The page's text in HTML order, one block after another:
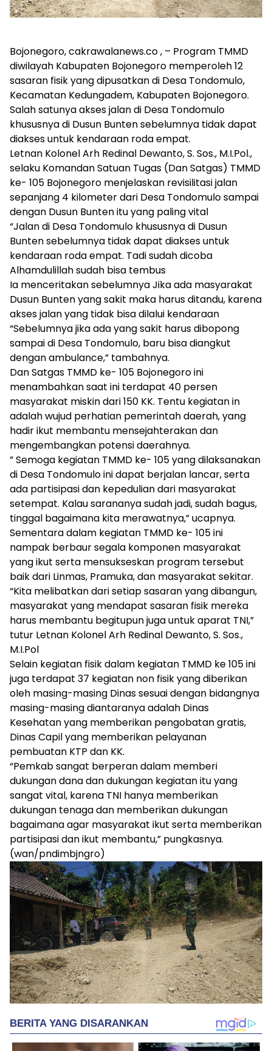
Bojonegoro, cakrawalanews.co , – Program TMMD
diwilayah Kabupaten Bojonegoro memperoleh 12
sasaran fisik yang dipusatkan di Desa Tondomulo,
Kecamatan Kedungadem, Kabupaten Bojonegoro.
Salah satunya akses jalan di Desa Tondomulo
khususnya di Dusun Bunten sebelumnya tidak dapat
diakses untuk kendaraan roda empat.
Letnan Kolonel Arh Redinal Dewanto, S. Sos., M.I.Pol.,
selaku Komandan Satuan Tugas (Dan Satgas) TMMD
ke- 105 Bojonegoro menjelaskan revisilitasi jalan
sepanjang 4 kilometer dari Desa Tondomulo sampai
dengan Dusun Bunten itu yang paling vital
“Jalan di Desa Tondomulo khususnya di Dusun
Bunten sebelumnya tidak dapat diakses untuk
kendaraan roda empat. Tadi sudah dicoba
Alhamdulillah sudah bisa tembus
Ia menceritakan sebelumnya Jika ada masyarakat
Dusun Bunten yang sakit maka harus ditandu, karena
akses jalan yang tidak bisa dilalui kendaraan
“Sebelumnya jika ada yang sakit harus dibopong
sampai di Desa Tondomulo, baru bisa diangkut
dengan ambulance,” tambahnya.
Dan Satgas TMMD ke- 105 Bojonegoro ini
menambahkan saat ini terdapat 40 persen
masyarakat miskin dari 150 KK. Tentu kegiatan in
adalah wujud perhatian pemerintah daerah, yang
hadir ikut membantu mensejahterakan dan
mengembangkan potensi daerahnya.
” Semoga kegiatan TMMD ke- 105 yang dilaksanakan
di Desa Tondomulo ini dapat berjalan lancar, serta
ada partisipasi dan kepedulian dari masyarakat
setempat. Kalau sarananya sudah jadi, sudah bagus,
tinggal bagaimana kita merawatnya,” ucapnya.
Sementara dalam kegiatan TMMD ke- 105 ini
nampak berbaur segala komponen masyarakat
yang ikut serta mensukseskan program tersebut
baik dari Linmas, Pramuka, dan masyarakat sekitar.
“Kita melibatkan dari setiap sasaran yang dibangun,
masyarakat yang mendapat sasaran fisik mereka
harus membantu begitupun juga untuk aparat TNI,”
tutur Letnan Kolonel Arh Redinal Dewanto, S. Sos.,
M.I.Pol
Selain kegiatan fisik dalam kegiatan TMMD ke 105 ini
juga terdapat 37 kegiatan non fisik yang diberikan
oleh masing-masing Dinas sesuai dengan bidangnya
masing-masing diantaranya adalah Dinas
Kesehatan yang memberikan pengobatan gratis,
Dinas Capil yang memberikan pelayanan
pembuatan KTP dan KK.
“Pemkab sangat berperan dalam memberi
dukungan dana dan dukungan kegiatan itu yang
sangat vital, karena TNI hanya memberikan
dukungan tenaga dan memberikan dukungan
bagaimana agar masyarakat ikut serta memberikan
partisipasi dan ikut membantu,” pungkasnya.
(wan/pndimbjngro)